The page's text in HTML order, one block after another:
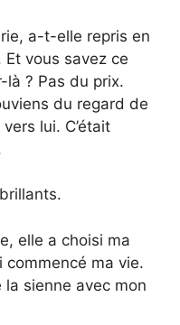
a-t-elle repris en
vous savez ce
là ? Pas du prix.
du regard de
lui. C’était
elle a choisi ma
commencé ma vie.
la sienne avec mon